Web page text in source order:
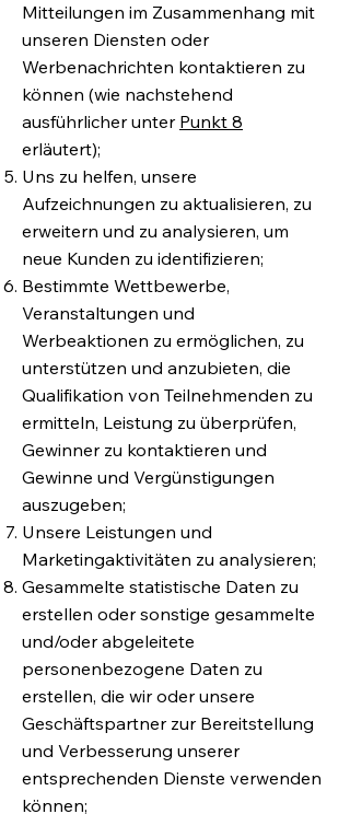
Mitteilungen im Zusammenhang mit
unseren Diensten oder
Werbenachrichten kontaktieren zu
können (wie nachstehend
ausführlicher unter Punkt 8
erläutert);
Uns zu helfen, unsere
Aufzeichnungen zu aktualisieren, zu
erweitern und zu analysieren, um
neue Kunden zu identifizieren;
Bestimmte Wettbewerbe,
Veranstaltungen und
Werbeaktionen zu ermöglichen, zu
unterstützen und anzubieten, die
Qualifikation von Teilnehmenden zu
ermitteln, Leistung zu überprüfen,
Gewinner zu kontaktieren und
Gewinne und Vergünstigungen
auszugeben;
Unsere Leistungen und
Marketingaktivitäten zu analysieren;
Gesammelte statistische Daten zu
erstellen oder sonstige gesammelte
und/oder abgeleitete
personenbezogene Daten zu
erstellen, die wir oder unsere
Geschäftspartner zur Bereitstellung
und Verbesserung unserer
entsprechenden Dienste verwenden
können;